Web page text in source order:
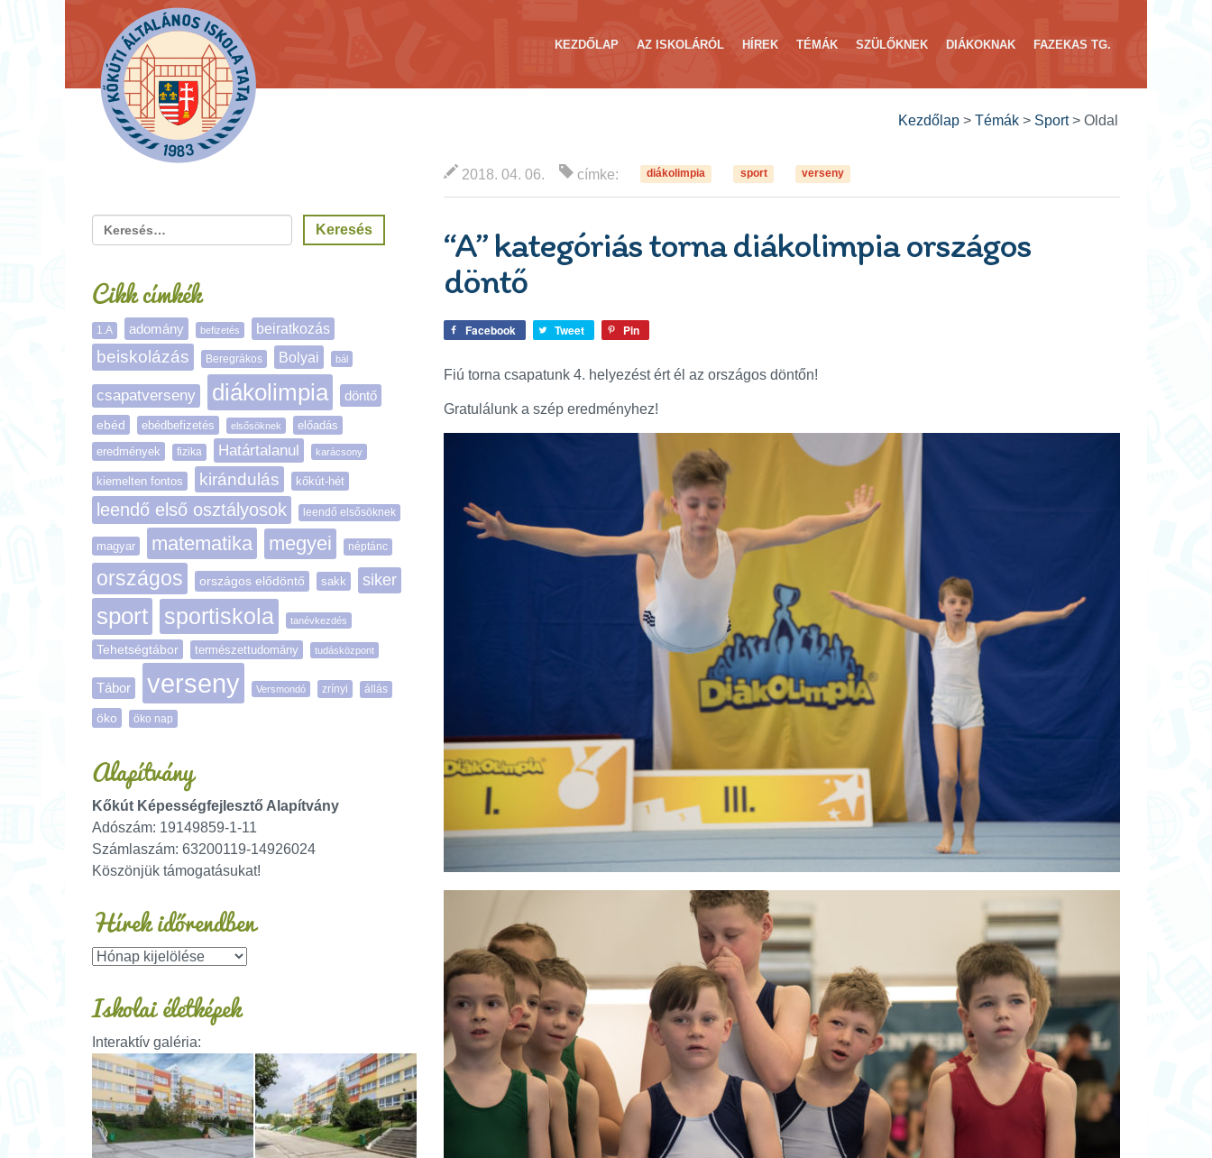
KEZDŐLAP AZ ISKOLÁRÓL HÍREK TÉMÁK SZÜLŐKNEK DIÁKOKNAK FAZEKAS TG.
Kezdőlap > Témák > Sport> Oldal
2018. 04. 06. címke: diákolimpia sport verseny
“A” kategóriás torna diákolimpia országos
döntő
Facebook Tweet Pin
Fiú torna csapatunk 4. helyezést ért él az országos döntőn!
Gratulálunk a szép eredményhez!
Cikk címkék
1.A adomány befizetés beiratkozás
beiskolázás Beregrákos Bolyai bál
csapatverseny diákolimpia döntő
ebéd ebédbefizetés elsősöknek
előadás
eredmények
fizika Határtalanul karácsony
kiemelten fontos kirándulás kőkút-hét
leendő első osztályosok leendő elsősöknek
magyar matematika megyei néptánc
országos országos elődöntő sakk siker
sport sportiskola tanévkezdés
Tehetségtábor természettudomány tudásközpont
Tábor verseny Versmondó zrínyi állás
öko öko nap
Alapítvány
Kőkút Képességfejlesztő Alapítvány
Adószám: 19149859-1-11
Számlaszám: 63200119-14926024
Köszönjük támogatásukat!
Hírek időrendben
Iskolai életképek
Interaktív galéria: